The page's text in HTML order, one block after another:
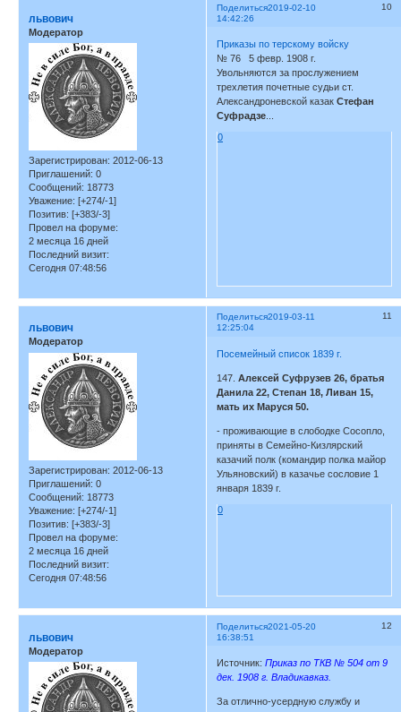
Поделиться 10
2019-02-10
14:42:26
львович
Модератор
Зарегистрирован: 2012-06-13
Приглашений: 0
Сообщений: 18773
Уважение: [+274/-1]
Позитив: [+383/-3]
Провел на форуме:
2 месяца 16 дней
Последний визит:
Сегодня 07:48:56
Приказы по терскому войску
№ 76 5 февр. 1908 г.
Увольняются за прослужением
трехлетия почетные судьи ст.
Александроневской казакСтефан
Суфрадзе...
0
Поделиться 11
2019-03-11
12:25:04
львович
Модератор
Зарегистрирован: 2012-06-13
Приглашений: 0
Сообщений: 18773
Уважение: [+274/-1]
Позитив: [+383/-3]
Провел на форуме:
2 месяца 16 дней
Последний визит:
Сегодня 07:48:56
Посемейный список 1839 г.
147.Алексей Суфрузев 26, братья
Данила 22, Степан 18, Ливан 15,
мать их Маруся 50.
- проживающие в слободке Сосопло,
приняты в Семейно-Кизлярский
казачий полк (командир полка майор
Ульяновский) в казачье сословие 1
января 1839 г.
0
Поделиться 12
2021-05-20
16:38:51
львович
Модератор
Источник:Приказ по ТКВ № 504 от 9
дек. 1908 г. Владикавказ.
За отлично-усердную службу и